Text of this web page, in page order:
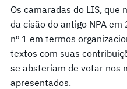
Os camaradas do LIS, que
da cisão do antigo NPA
nº 1 em termos
textos com suas
se absteriam de votar nos
apresentados.